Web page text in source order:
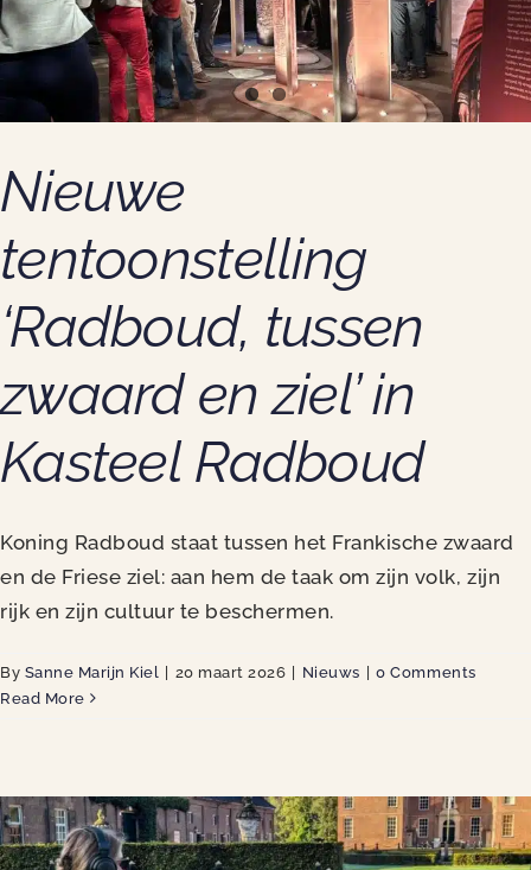
Wassenaar
Nieuwe
tentoonstelling
‘Radboud, tussen
zwaard en ziel’ in
Kasteel Radboud
Koning Radboud staat tussen het Frankische zwaard
en de Friese ziel: aan hem de taak om zijn volk, zijn
rijk en zijn cultuur te beschermen.
By Sanne Marijn Kiel 20 maart 2026 Nieuws
0 Comments
Read More